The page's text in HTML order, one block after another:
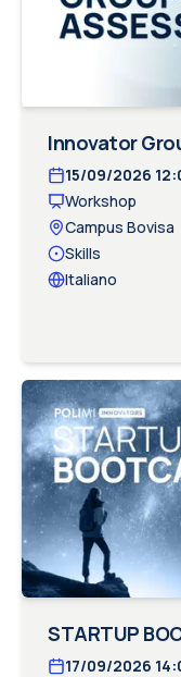
Innovator
15/09/2026
Workshop
Campus Bovisa
Skills
Italiano
STARTUP
17/09/2026